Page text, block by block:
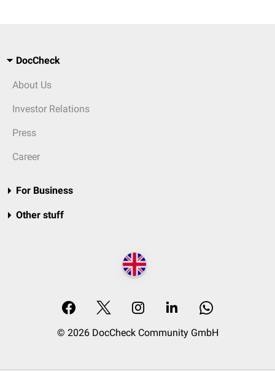
DocCheck
About Us
Investor Relations
Press
Career
For Business
Other stuff
© 2026 DocCheck Community GmbH